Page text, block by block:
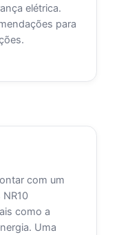
elétrica.
para
com um
como a
Uma